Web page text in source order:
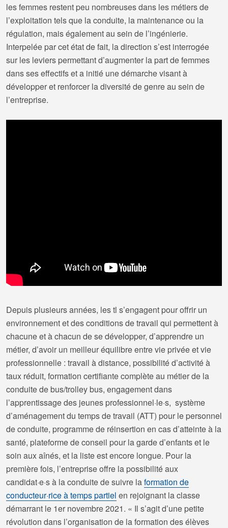
les femmes restent peu nombreuses dans les métiers de
l’exploitation tels que la conduite, la maintenance ou la
régulation, mais également au sein de l’ingénierie.
Interpelée par cet état de fait, la direction s’est interrogée
sur les leviers permettant d’augmenter la part de femmes
dans ses effectifs et a initié une démarche visant à
développer et renforcer la diversité de genre au sein de
l’entreprise.
Depuis plusieurs années, les tl s’engagent pour offrir un
environnement et des conditions de travail qui permettent à
chacune et à chacun de se développer, d’apprendre un
métier, d’avoir un meilleur équilibre entre vie privée et vie
professionnelle : travail à distance, possibilité d’activité à
taux réduit, formation certifiante complète au métier de la
conduite de bus/trolley bus, engagement dans
l’apprentissage des jeunes professionnel·le·s, système
d’aménagement du temps de travail (ATT) pour le personnel
de conduite, programme de réinsertion en cas d’atteinte à la
santé, plateforme de conseil pour la garde d’enfants et le
soin aux aînés, et la liste est encore longue. Pour la
première fois, l’entreprise offre la possibilité aux
candidat·e·s à la conduite de suivre laformation de
conducteur·rice à temps partiel en rejoignant la classe
démarrant le 1er novembre 2021. « Il s’agit d’une petite
révolution dans l’organisation de la formation des élèves